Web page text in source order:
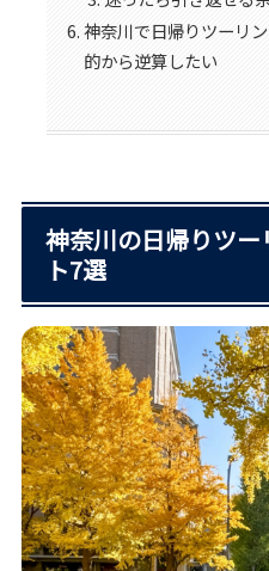
神奈川で日帰りツーリ
的から逆算したい
神奈川の日帰りツ
ト7選